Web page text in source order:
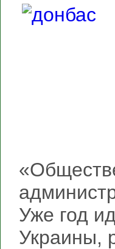
Уже год
Украины,